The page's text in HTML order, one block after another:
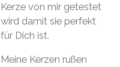
Kerze von mir getestet
wird damit sie perfekt
für Dich ist.
Meine Kerzen rußen